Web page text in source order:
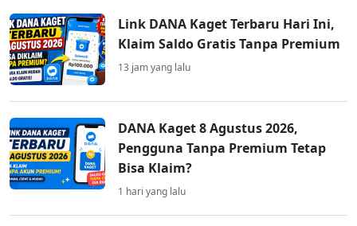
Link DANA Kaget Terbaru Hari Ini,
Klaim Saldo Gratis Tanpa Premium
13 jam yang lalu
DANA Kaget 8 Agustus 2026,
Pengguna Tanpa Premium Tetap
Bisa Klaim?
1 hari yang lalu